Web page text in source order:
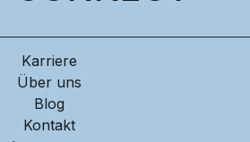
Karriere
Über uns
Blog
Kontakt